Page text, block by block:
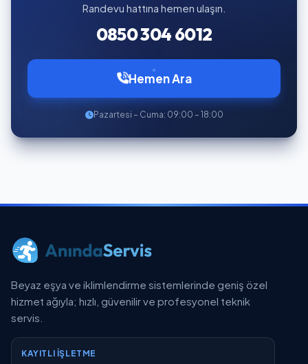
Randevu hattına hemen ulaşın.
0850 304 6012
Hemen Ara
Pazartesi – Cuma: 09:00 – 18:00
Beyaz eşya ve iklimlendirme sistemlerinde geniş özel
hizmet ağıyla; hızlı, güvenilir ve profesyonel teknik
servis.
KAYITLI İŞLETME